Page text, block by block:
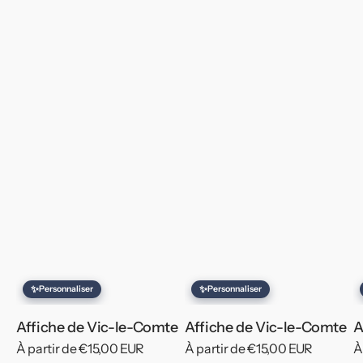
✨Personnaliser
Affiche de Vic-le-Comte
Prix
À partir de €15,00 EUR
✨Personnaliser
Affiche de Vic-le-Comte
Prix
À partir de €15,00 EUR